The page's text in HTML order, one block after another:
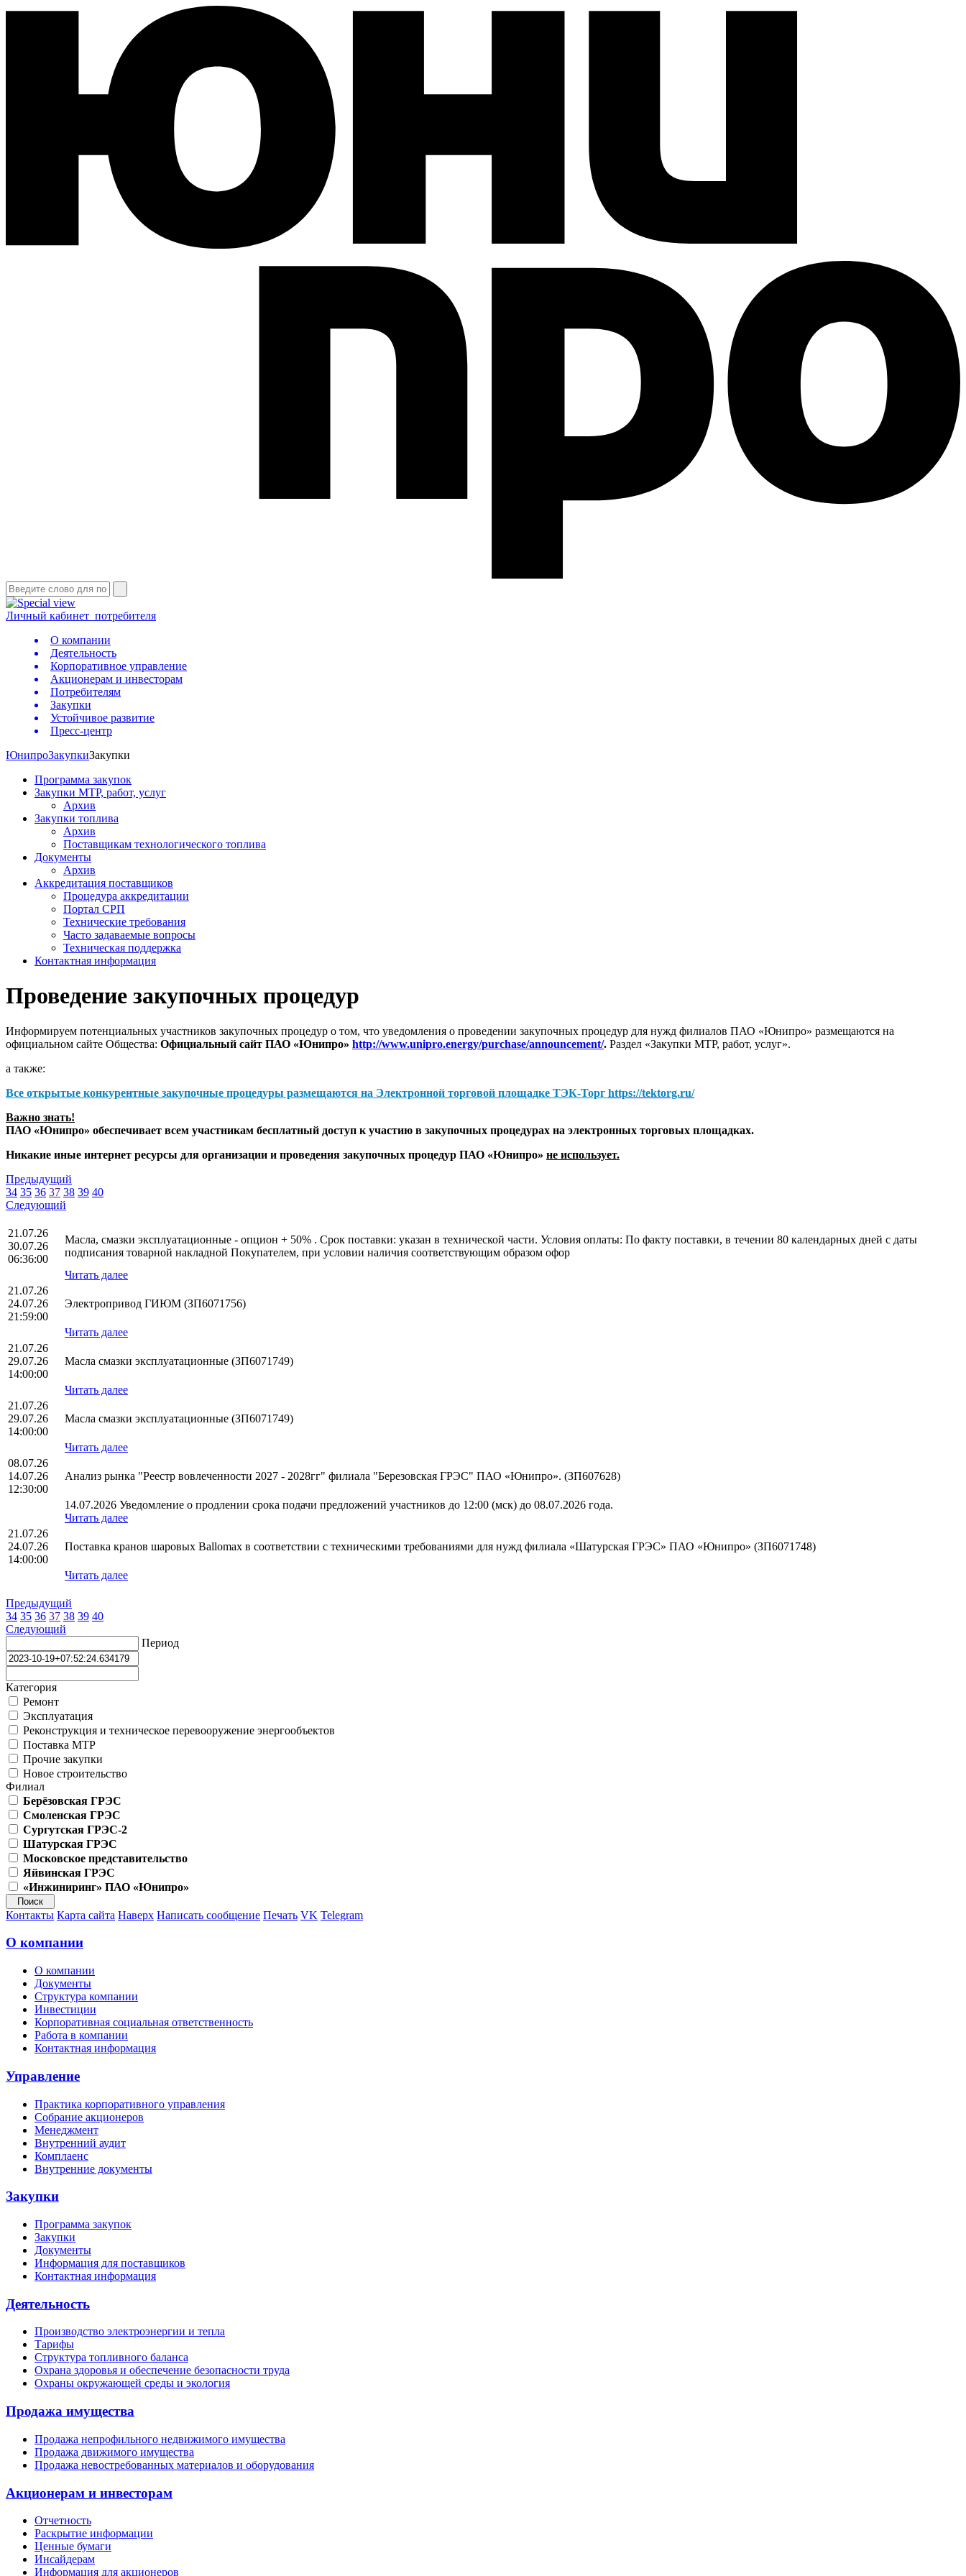
Личный кабинет потребителя
О компании
Деятельность
Корпоративное управление
Акционерам и инвесторам
Потребителям
Закупки
Устойчивое развитие
Пресс-центр
ЮнипроЗакупкиЗакупки
Программа закупок
Закупки МТР, работ, услуг
Архив
Закупки топлива
Архив
Поставщикам технологического топлива
Документы
Архив
Аккредитация поставщиков
Процедура аккредитации
Портал СРП
Технические требования
Часто задаваемые вопросы
Техническая поддержка
Контактная информация
Проведение закупочных процедур
Информируем потенциальных участников закупочных процедур о том, что уведомления о проведении закупочных процедур для нужд филиалов ПАО «Юнипро» размещаются на
официальном сайте Общества: Официальный сайт ПАО «Юнипро» http://www.unipro.energy/purchase/announcement/. Раздел «Закупки МТР, работ, услуг».
а также:
Все открытые конкурентные закупочные процедуры размещаются на Электронной торговой площадке ТЭК-Торг https://tektorg.ru/
Важно знать!
ПАО «Юнипро» обеспечивает всем участникам бесплатный доступ к участию в закупочных процедурах на электронных торговых площадках.
Никакие иные интернет ресурсы для организации и проведения закупочных процедур ПАО «Юнипро» не использует.
Предыдущий
34 35 36 37 38 39 40
Следующий
21.07.26
30.07.26
06:36:00
Масла, смазки эксплуатационные - опцион + 50% . Срок поставки: указан в технической части. Условия оплаты: По факту поставки, в течении 80 календарных дней с даты
подписания товарной накладной Покупателем, при условии наличия соответствующим образом офор
Читать далее
21.07.26
24.07.26
21:59:00
Электропривод ГИЮМ (ЗП6071756)
Читать далее
21.07.26
29.07.26
14:00:00
Масла смазки эксплуатационные (ЗП6071749)
Читать далее
21.07.26
29.07.26
14:00:00
Масла смазки эксплуатационные (ЗП6071749)
Читать далее
08.07.26
14.07.26
12:30:00
Анализ рынка "Реестр вовлеченности 2027 - 2028гг" филиала "Березовская ГРЭС" ПАО «Юнипро». (ЗП607628)
14.07.2026 Уведомление о продлении срока подачи предложений участников до 12:00 (мск) до 08.07.2026 года.
Читать далее
21.07.26
24.07.26
14:00:00
Поставка кранов шаровых Ballomax в соответствии с техническими требованиями для нужд филиала «Шатурская ГРЭС» ПАО «Юнипро» (ЗП6071748)
Читать далее
Предыдущий
34 35 36 37 38 39 40
Следующий
Период
Категория
Ремонт
Эксплуатация
Реконструкция и техническое перевооружение энергообъектов
Поставка МТР
Прочие закупки
Новое строительство
Филиал
Берёзовская ГРЭС
Смоленская ГРЭС
Сургутская ГРЭС-2
Шатурская ГРЭС
Московское представительство
Яйвинская ГРЭС
«Инжиниринг» ПАО «Юнипро»
Контакты Карта сайта Наверх Написать сообщение Печать VK Telegram
О компании
О компании
Документы
Структура компании
Инвестиции
Корпоративная социальная ответственность
Работа в компании
Контактная информация
Управление
Практика корпоративного управления
Собрание акционеров
Менеджмент
Внутренний аудит
Комплаенс
Внутренние документы
Закупки
Программа закупок
Закупки
Документы
Информация для поставщиков
Контактная информация
Деятельность
Производство электроэнергии и тепла
Тарифы
Структура топливного баланса
Охрана здоровья и обеспечение безопасности труда
Охраны окружающей среды и экология
Продажа имущества
Продажа непрофильного недвижимого имущества
Продажа движимого имущества
Продажа невостребованных материалов и оборудования
Акционерам и инвесторам
Отчетность
Раскрытие информации
Ценные бумаги
Инсайдерам
Информация для акционеров